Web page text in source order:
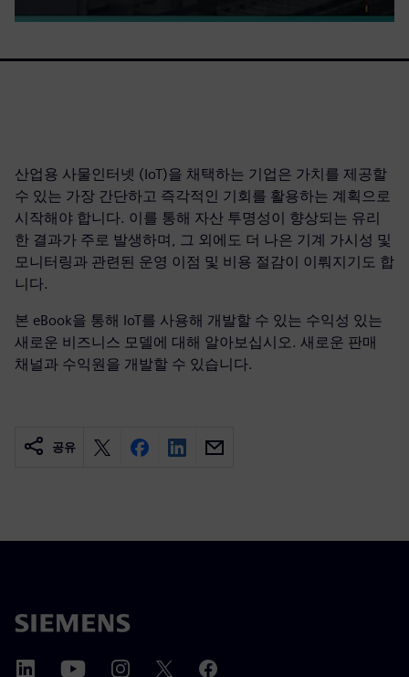
산업용 사물인터넷 (IoT)을 채택하는 기업은 가치를 제공할
수 있는 가장 간단하고 즉각적인 기회를 활용하는 계획으로
시작해야 합니다. 이를 통해 자산 투명성이 향상되는 유리
한 결과가 주로 발생하며, 그 외에도 더 나은 기계 가시성 및
모니터링과 관련된 운영 이점 및 비용 절감이 이뤄지기도 합
니다.
본 eBook을 통해 IoT를 사용해 개발할 수 있는 수익성 있는
새로운 비즈니스 모델에 대해 알아보십시오. 새로운 판매
채널과 수익원을 개발할 수 있습니다.
공유